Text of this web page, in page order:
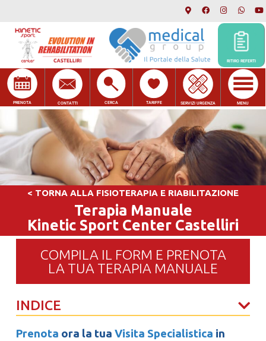
RITIRO REFERTI
PRENOTA CONTATTI CERCA TARIFFE SERVIZI URGENZA MENU
< TORNA ALLA FISIOTERAPIA E RIABILITAZIONE
Terapia Manuale
Kinetic Sport Center Castelliri
COMPILA IL FORM E PRENOTA
LA TUA TERAPIA MANUALE
INDICE
Prenota ora la tuaVisita Specialistica in